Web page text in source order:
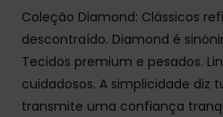
Coleção Diamond: Clássicos
descontraído. Diamond é
Tecidos premium e pesados.
cuidadosos. A simplicidade diz
transmite uma confiança